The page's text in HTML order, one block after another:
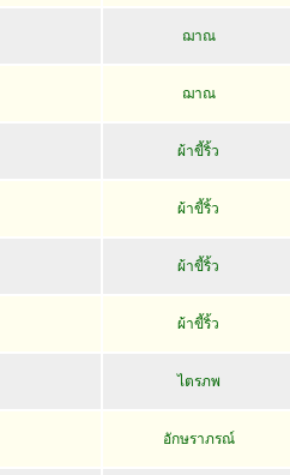
ฌาณ
ฌาณ
ผ้าขี้ริ้ว
ผ้าขี้ริ้ว
ผ้าขี้ริ้ว
ผ้าขี้ริ้ว
ไตรภพ
อักษราภรณ์